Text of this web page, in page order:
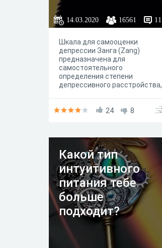
принципа в Вашей жизни.
14.03.2020 16561 11
Шкала для самооценки
депрессии Занга (Zang)
предназначена для
самостоятельного
определения степени
депрессивного расстройства,
24
8
Какой тип
интуитивного
питания тебе
больше
подходит?